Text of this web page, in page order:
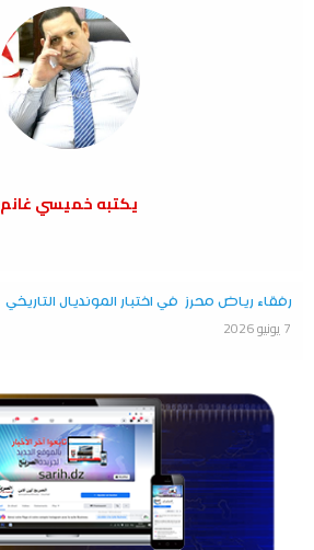
يكتبه خميسي غانم
رفقاء رياض محرز في اختبار المونديال التاريخي
7 يونيو 2026